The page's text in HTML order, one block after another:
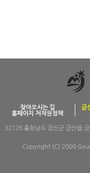
찾아오시는 길 금
홈페이지 저작권정책
32726 충청남도 금산군 금산읍
Copyright (C) 2009